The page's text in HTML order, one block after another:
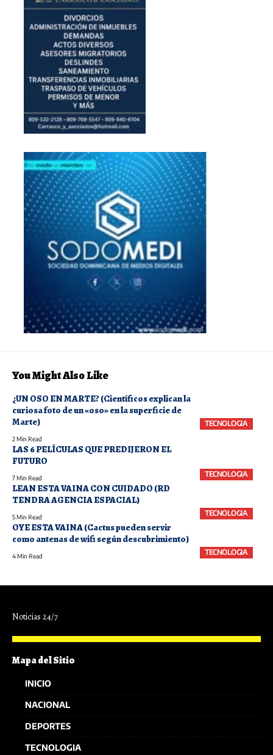
You Might Also Like
TECNOLOGIA
¿UN OSO EN MARTE? (Científicos explican la
curiosa foto de un «oso» en la superficie de
Marte)
2 Min Read
TECNOLOGIA
LAS 6 PELÍCULAS QUE PREDIJERON EL
FUTURO
7 Min Read
TECNOLOGIA
LEAN ESTA VAINA CON CUIDADO (RD
TENDRA AGENCIA ESPACIAL)
5 Min Read
TECNOLOGIA
OYE ESTA VAINA (Cactus pueden servir
como antenas de wifi según descubrimiento)
4 Min Read
Noticias 24/7
Mapa del Sitio
INICIO
NACIONAL
DEPORTES
TECNOLOGIA